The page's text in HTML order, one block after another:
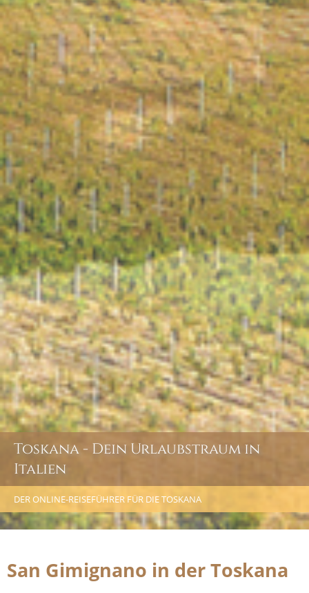
Toskana - Dein Urlaubstraum in
Italien
DER ONLINE-REISEFÜHRER FÜR DIE TOSKANA
San Gimignano in der Toskana